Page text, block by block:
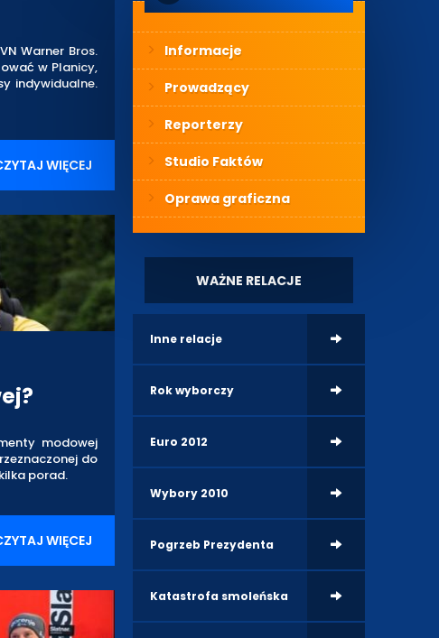
Warner Bros.
w Planicy,
indywidualne.
WIĘCEJ
modowej
do
porad.
WIĘCEJ
Informacje
Prowadzący
Reporterzy
Studio Faktów
Oprawa graficzna
WAŻNE RELACJE
Inne relacje
Rok wyborczy
Euro 2012
Wybory 2010
Pogrzeb Prezydenta
Katastrofa smoleńska